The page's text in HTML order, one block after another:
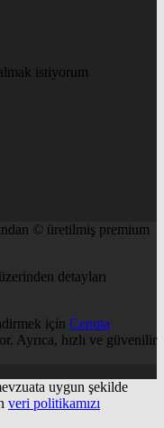
istiyorum
© üretilmiş premium
detayları
için Cenuta
Ayrıca, hızlı ve güvenilir
uygun şekilde
veri politikamızı